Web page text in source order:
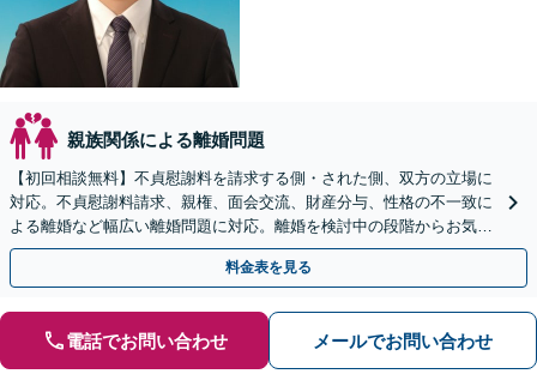
親族関係による離婚問題
【初回相談無料】不貞慰謝料を請求する側・された側、双方の立場に
対応。不貞慰謝料請求、親権、面会交流、財産分与、性格の不一致に
よる離婚など幅広い離婚問題に対応。離婚を検討中の段階からお気軽
にご相談ください【元町駅4分】【夜間相談OK】
料金表を見る
電話でお問い合わせ メールでお問い合わせ